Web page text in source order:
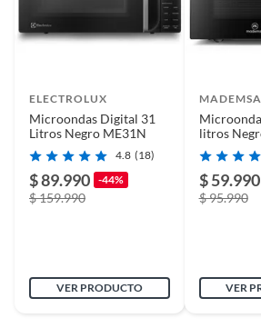
ELECTROLUX
Microondas Digital 31
Litros Negro ME31N
4.8 (18)
$ 89.990 -44%
$ 159.990
VER PRODUCTO
MADEMSA
litros
$ 59.990
$ 95.990
VER